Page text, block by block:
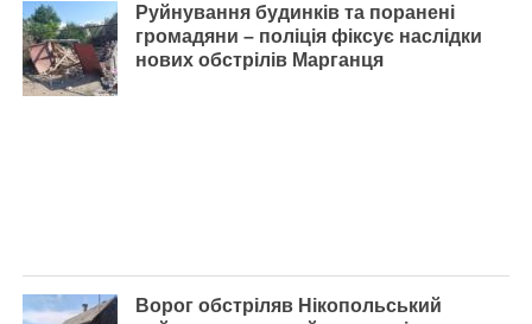
Руйнування будинків та поранені
громадяни – поліція фіксує наслідки
нових обстрілів Марганця
Ворог обстріляв Нікопольський